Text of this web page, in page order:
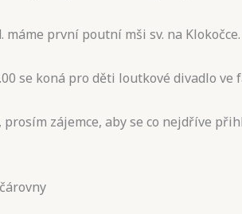
máme první poutní mši sv. na
se koná pro děti loutkové divadlo
zájemce, aby se co nejdříve